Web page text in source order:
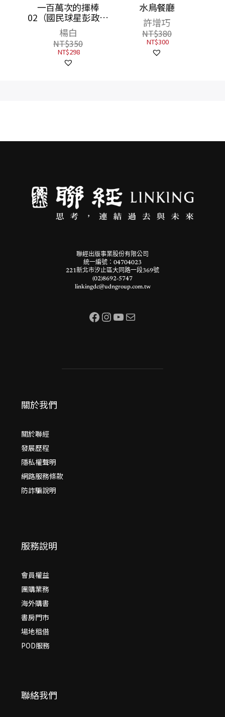
一百萬次的揮棒
02（國民球星彭政閔
×金漫獎團隊跨界聯
手運動漫畫）首刷限
量贈送恰哥金句貼紙
楊白
NT$350
NT$298
水鳥餐廳
許增巧
NT$380
NT$300
聯經出版事業股份有限公司
統一編號：04704023
221新北市汐止區大同路一段369號
(02)8692-5747
linkingdc@udngroup.com.tw
Facebook InstagramYouTube 電子郵件
關於我們
關於聯經
發展歷程
隱私權聲明
網路服務條款
防詐騙說明
服務說明
會員權益
團購業務
海外購書
書房門市
場地租借
POD服務
聯絡我們